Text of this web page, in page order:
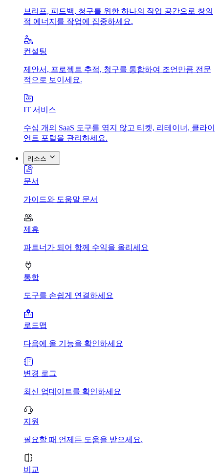
브리프, 피드백, 청구를 위한 하나의 작업 공간으로 창의
적 에너지를 작업에 집중하세요.
컨설팅
제안서, 프로젝트 추적, 청구를 통합하여 조언만큼 전문
적으로 보이세요.
IT 서비스
수십 개의 SaaS 도구를 엮지 않고 티켓, 리테이너, 클라이
언트 포털을 관리하세요.
리소스
문서
가이드와 도움말 문서
제휴
파트너가 되어 함께 수익을 올리세요
통합
도구를 손쉽게 연결하세요
로드맵
다음에 올 기능을 확인하세요
변경 로그
최신 업데이트를 확인하세요
지원
필요할 때 언제든 도움을 받으세요.
비교